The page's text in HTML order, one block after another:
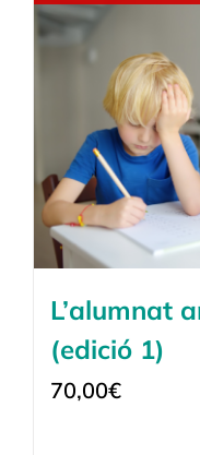
L’alumnat
(edició 1)
70,00€